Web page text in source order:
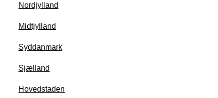
Nordjylland
Midtjylland
Syddanmark
Sjælland
Hovedstaden